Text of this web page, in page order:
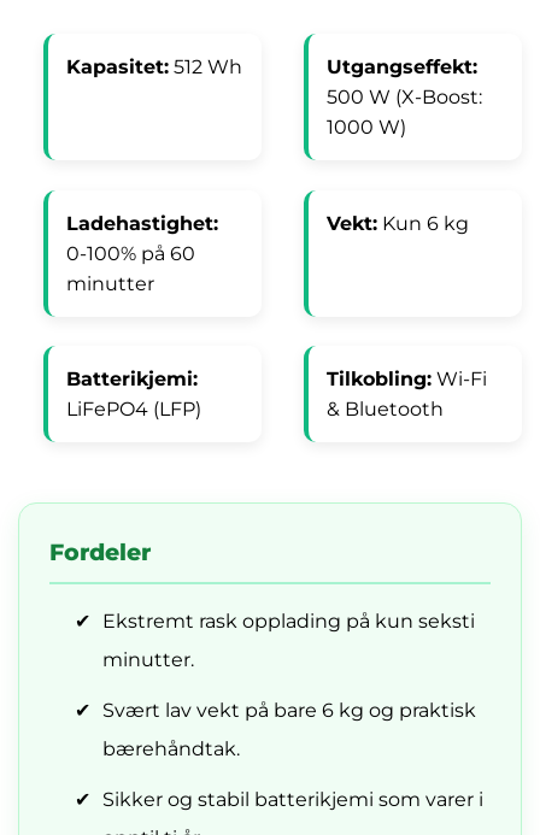
Kapasitet:512 Wh
Utgangseffekt:
500 W (X-Boost:
1000 W)
Ladehastighet:
0-100% på 60
minutter
Vekt: Kun 6 kg
Batterikjemi:
LiFePO4 (LFP)
Tilkobling: Wi-Fi
& Bluetooth
Fordeler
✔
Ekstremt rask opplading på kun seksti
minutter.
✔
Svært lav vekt på bare 6 kg og praktisk
bærehåndtak.
✔
Sikker og stabil batterikjemi som varer i